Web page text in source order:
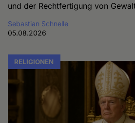
und der Rechtfertigung von
Sebastian Schnelle
05.08.2026
RELIGIONEN